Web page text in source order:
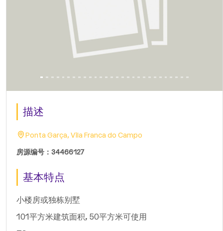
描述
Ponta Garça, Vila Franca do Campo
房源编号：34466127
基本特点
小楼房或独栋别墅
101平方米建筑面积, 50平方米可使用